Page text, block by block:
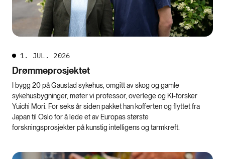
1. JUL. 2026
Drømmeprosjektet
I bygg 20 på Gaustad sykehus, omgitt av skog og gamle
sykehusbygninger, møter vi professor, overlege og KI-forsker
Yuichi Mori. For seks år siden pakket han kofferten og flyttet fra
Japan til Oslo for å lede et av Europas største
forskningsprosjekter på kunstig intelligens og tarmkreft.